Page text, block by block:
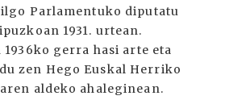
Parlamentuko diputatu
1931. urtean.
gerra hasi arte eta
zen Hego Euskal Herriko
aldeko ahaleginean.